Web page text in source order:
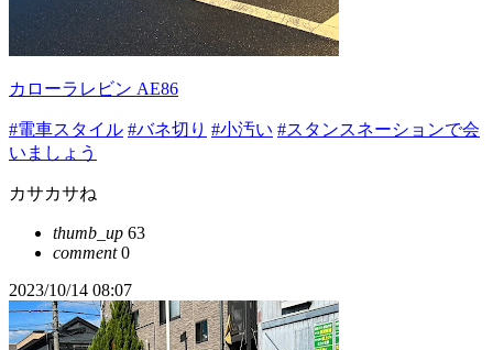
カローラレビン AE86
#電車スタイル #バネ切り #小汚い #スタンスネーションで会
いましょう
カサカサね
thumb_up 63
comment0
2023/10/14 08:07